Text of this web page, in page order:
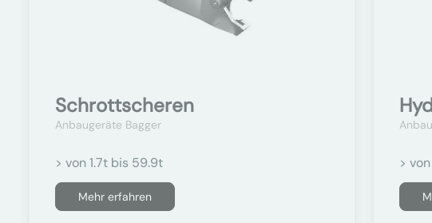
Schrottscheren
Anbaugeräte Bagger
> von 1.7t bis 59.9t
Mehr erfahren
>